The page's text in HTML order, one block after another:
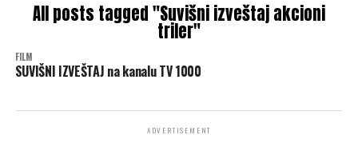
All posts tagged "Suvišni izveštaj akcioni
triler"
FILM
SUVIŠNI IZVEŠTAJ na kanalu TV 1000
ADVERTISEMENT